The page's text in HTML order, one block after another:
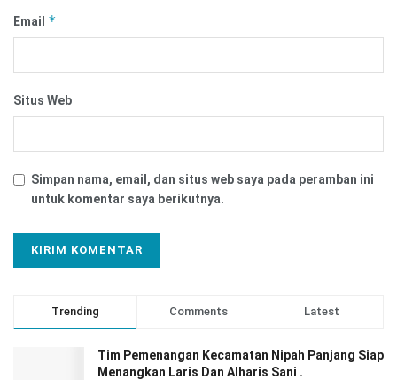
Email *
Situs Web
Simpan nama, email, dan situs web saya pada peramban ini
untuk komentar saya berikutnya.
Trending Comments Latest
Tim Pemenangan Kecamatan Nipah Panjang Siap
Menangkan Laris Dan Alharis Sani .